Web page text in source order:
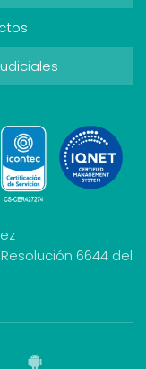
6644 del